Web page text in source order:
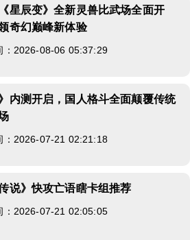
星辰变》全新灵兽比武场全面开
奇幻巅峰新体验
：2026-08-06 05:37:29
》内测开启，国人格斗全面颠覆传统
：2026-07-21 02:21:18
传说》快攻亡语瞎卡组推荐
：2026-07-21 02:05:05